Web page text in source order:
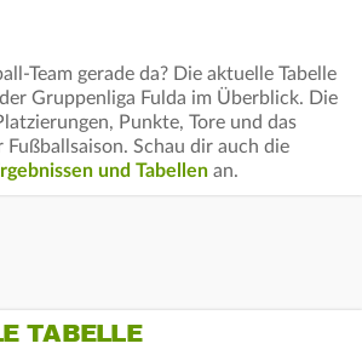
Team gerade da? Die aktuelle Tabelle
Gruppenliga Fulda im Überblick. Die
Punkte, Tore und das
Fußballsaison. Schau dir auch die
und Tabellen an.
TABELLE